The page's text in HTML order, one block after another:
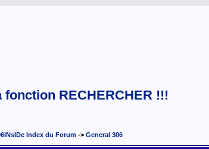
RECHERCHER !!!
Index du Forum -> General 306